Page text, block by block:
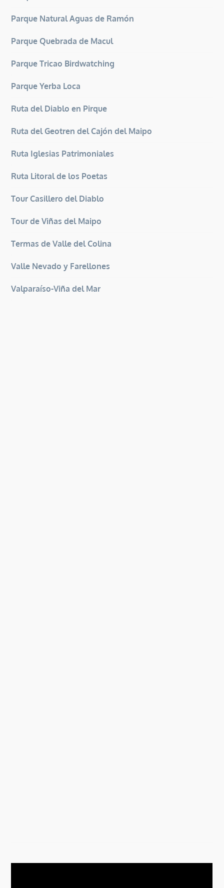
Parque Natural Aguas de Ramón
Parque Quebrada de Macul
Parque Tricao Birdwatching
Parque Yerba Loca
Ruta del Diablo en Pirque
Ruta del Geotren del Cajón del Maipo
Ruta Iglesias Patrimoniales
Ruta Litoral de los Poetas
Tour Casillero del Diablo
Tour de Viñas del Maipo
Termas de Valle del Colina
Valle Nevado y Farellones
Valparaíso-Viña del Mar